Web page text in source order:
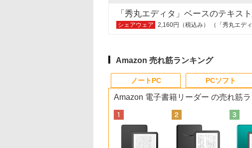
「秀丸エディタ」ベースのテキス
シェアウェア 2,160円（税込み） （「秀丸エデ
Amazon 売れ筋ランキング
ノートPC PCソフト
Amazon 電子書籍リーダー の売れ筋